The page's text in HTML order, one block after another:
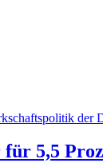
der
für 5,5